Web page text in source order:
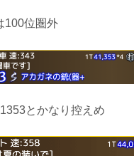
100位圏外
とかなり控えめ